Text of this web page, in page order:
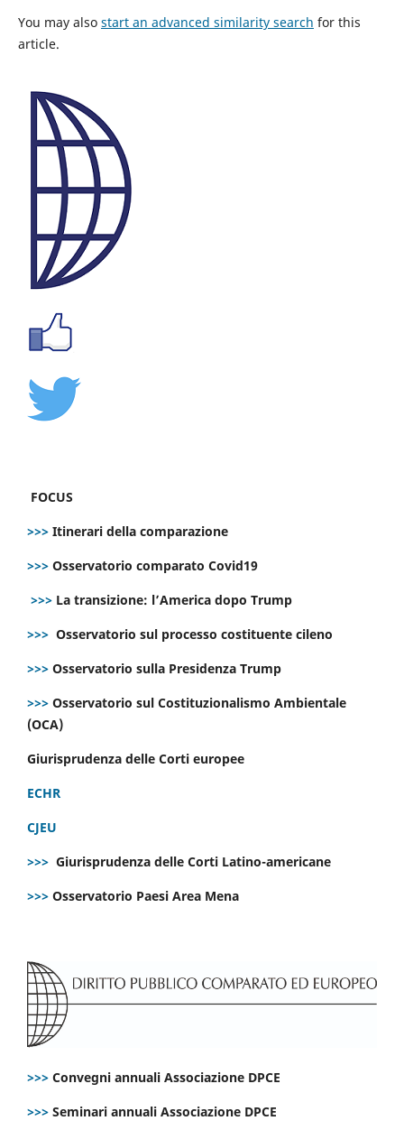
You may also start an advanced similarity search for this
article.
FOCUS
>>> Itinerari della comparazione
>>> Osservatorio comparato Covid19
>>> La transizione: l’America dopo Trump
>>> Osservatorio sul processo costituente cileno
>>> Osservatorio sulla Presidenza Trump
>>> Osservatorio sul Costituzionalismo Ambientale
(OCA)
Giurisprudenza delle Corti europee
ECHR
CJEU
>>> Giurisprudenza delle Corti Latino-americane
>>> Osservatorio Paesi Area Mena
>>> Convegni annuali Associazione DPCE
>>> Seminari annuali Associazione DPCE